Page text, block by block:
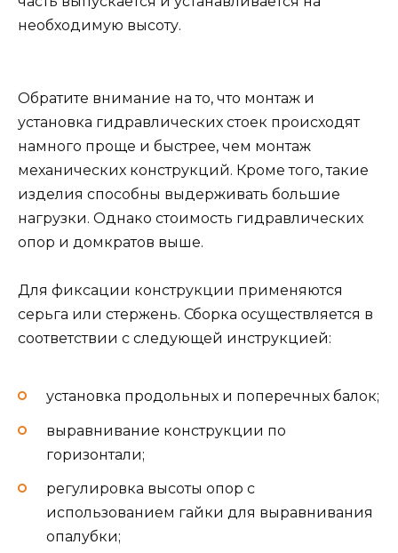
необходимую высоту.
Обратите внимание на то, что монтаж и
установка гидравлических стоек происходят
намного проще и быстрее, чем монтаж
механических конструкций. Кроме того, такие
изделия способны выдерживать большие
нагрузки. Однако стоимость гидравлических
опор и домкратов выше.
Для фиксации конструкции применяются
серьга или стержень. Сборка осуществляется в
соответствии с следующей инструкцией:
установка продольных и поперечных балок;
выравнивание конструкции по
горизонтали;
регулировка высоты опор с
использованием гайки для выравнивания
опалубки;